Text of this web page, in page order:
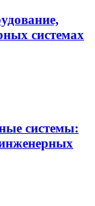
системах
системы: